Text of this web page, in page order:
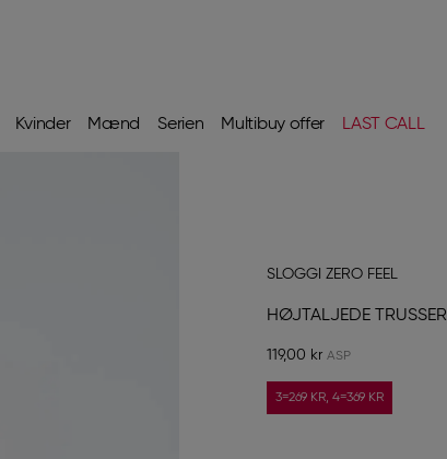
Kvinder Mænd Serien Multibuy offer LAST CALL
SLOGGI ZERO FEEL
HØJTALJEDE TRUSSER
119,00 kr
3=269 KR, 4=369 KR